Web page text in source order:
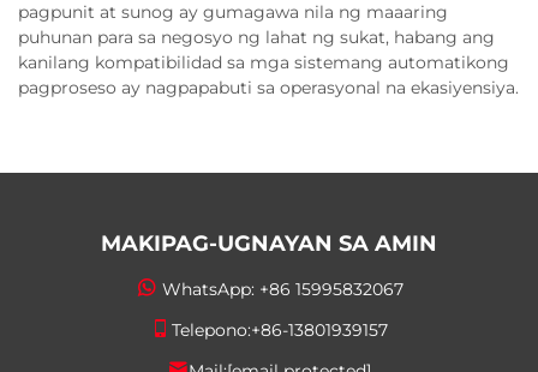
pagpunit at sunog ay gumagawa nila ng maaaring
puhunan para sa negosyo ng lahat ng sukat, habang ang
kanilang kompatibilidad sa mga sistemang automatikong
pagproseso ay nagpapabuti sa operasyonal na ekasiyensiya.
MAKIPAG-UGNAYAN SA AMIN
WhatsApp: +86 15995832067
Telepono:+86-13801939157